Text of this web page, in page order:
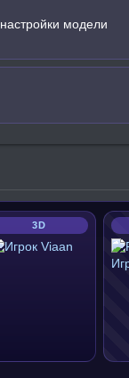
модели
3D